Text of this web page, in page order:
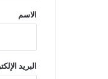
*
الاسم
البريد